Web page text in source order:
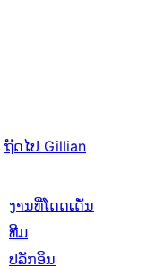
ຖັດໄປ Gillian
ງານທີ່ໂດດເດັ່ນ
ທີມ
ປລັກອິນ